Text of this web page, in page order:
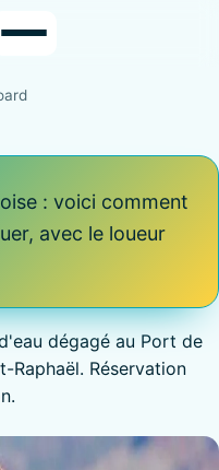
: voici comment
avec le loueur
dégagé au Port de
Raphaël. Réservation